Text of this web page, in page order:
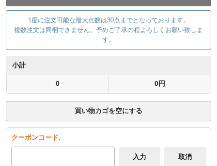
1度に注文可能な最大点数は30点までとなっております。
複数注文は同梱できません。予めご了承の程よろしくお願い致しま
す。
小計
0 0円
買い物カゴを空にする
クーポンコード.